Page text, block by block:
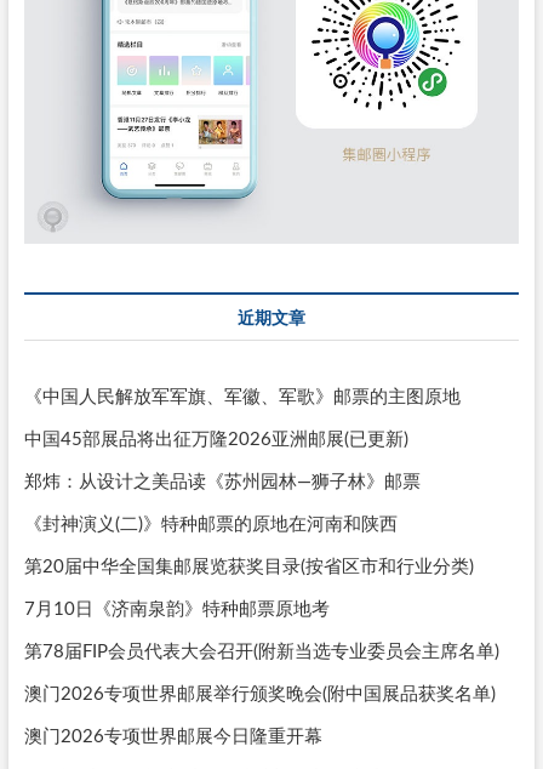
近期文章
《中国人民解放军军旗、军徽、军歌》邮票的主图原地
中国45部展品将出征万隆2026亚洲邮展(已更新)
郑炜：从设计之美品读《苏州园林—狮子林》邮票
《封神演义(二)》特种邮票的原地在河南和陕西
第20届中华全国集邮展览获奖目录(按省区市和行业分类)
7月10日《济南泉韵》特种邮票原地考
第78届FIP会员代表大会召开(附新当选专业委员会主席名单)
澳门2026专项世界邮展举行颁奖晚会(附中国展品获奖名单)
澳门2026专项世界邮展今日隆重开幕